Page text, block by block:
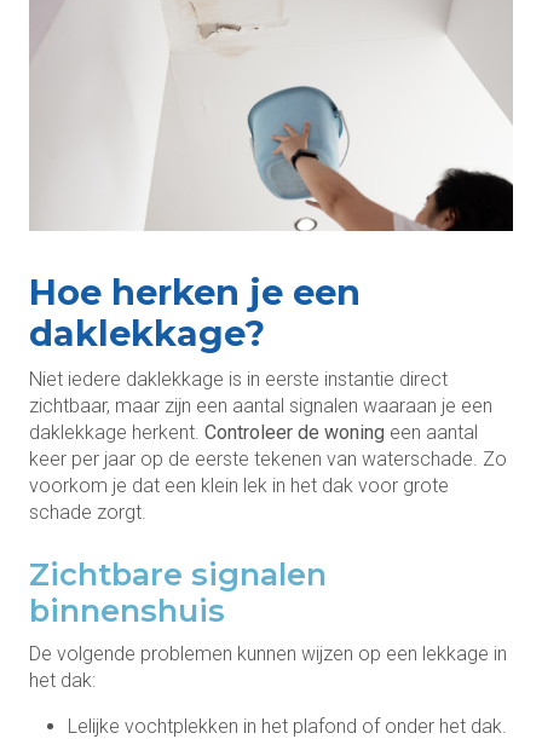
Hoe herken je een
daklekkage?
Niet iedere daklekkage is in eerste instantie direct
zichtbaar, maar zijn een aantal signalen waaraan je een
daklekkage herkent. Controleer de woning een aantal
keer per jaar op de eerste tekenen van waterschade. Zo
voorkom je dat een klein lek in het dak voor grote
schade zorgt.
Zichtbare signalen
binnenshuis
De volgende problemen kunnen wijzen op een lekkage in
het dak:
Lelijke vochtplekken in het plafond of onder het dak.